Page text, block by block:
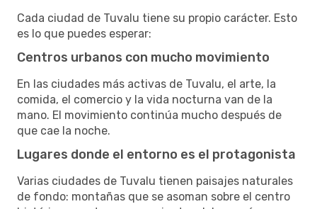
Cada ciudad de Tuvalu tiene su propio carácter. Esto
es lo que puedes esperar:
Centros urbanos con mucho movimiento
En las ciudades más activas de Tuvalu, el arte, la
comida, el comercio y la vida nocturna van de la
mano. El movimiento continúa mucho después de
que cae la noche.
Lugares donde el entorno es el protagonista
Varias ciudades de Tuvalu tienen paisajes naturales
de fondo: montañas que se asoman sobre el centro